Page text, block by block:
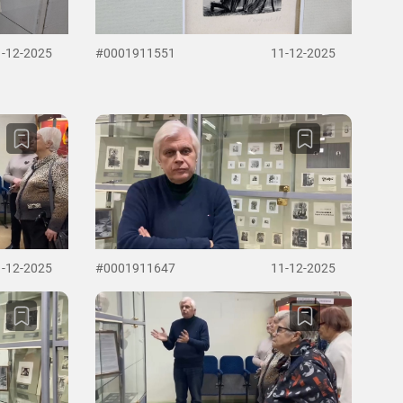
12-2025 #0001911551 11-12-2025
12-2025 #0001911647 11-12-2025